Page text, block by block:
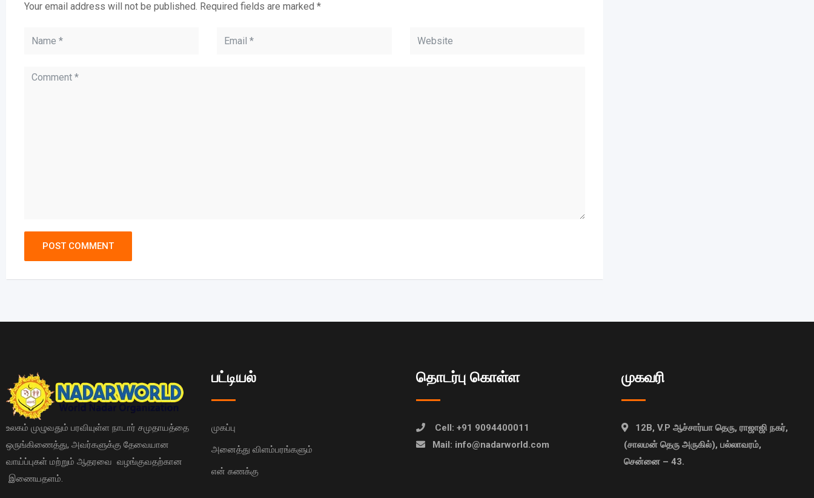
Your email address will not be published. Required fields are marked *
உலகம் முழுவதும் பரவியுள்ள நாடார் சமுதாயத்தை
ஒருங்கிணைத்து, அவர்களுக்கு தேவையான
வாய்ப்புகள் மற்றும் ஆதரவை வழங்குவதற்கான
இணையதளம்.
பட்டியல்
முகப்பு
அனைத்து விளம்பரங்களும்
என் கணக்கு
தொடர்பு கொள்ள
Cell: +91 9094400011
Mail: info@nadarworld.com
முகவரி
12B, V.P ஆச்சார்யா தெரு, ராஜாஜி நகர்,
(சாலமன் தெரு அருகில்), பல்லாவரம்,
சென்னை – 43.